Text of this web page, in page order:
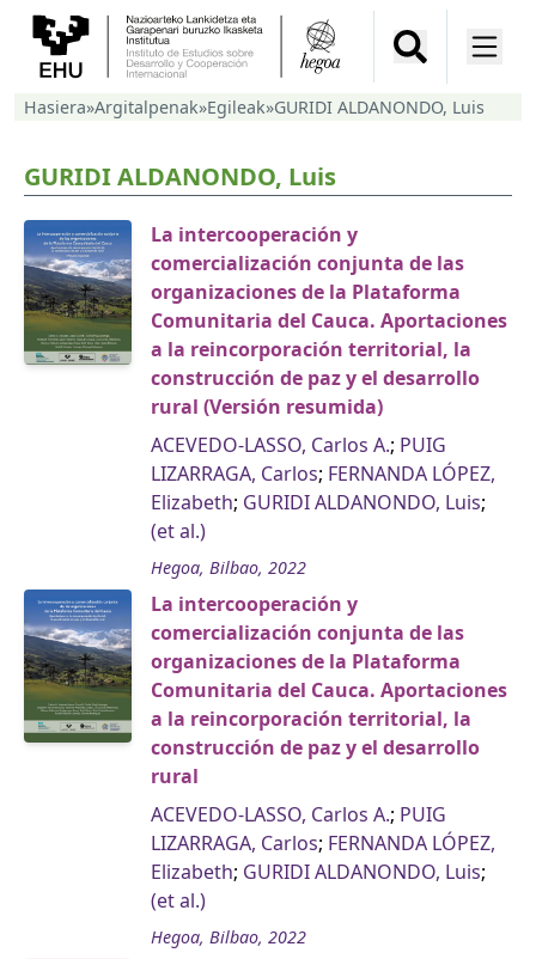
Hasiera»Argitalpenak»Egileak»GURIDI ALDANONDO, Luis
GURIDI ALDANONDO, Luis
La intercooperación y
comercialización conjunta de las
organizaciones de la Plataforma
Comunitaria del Cauca. Aportaciones
a la reincorporación territorial, la
construcción de paz y el desarrollo
rural (Versión resumida)
ACEVEDO-LASSO, Carlos A.; PUIG
LIZARRAGA, Carlos; FERNANDA LÓPEZ,
Elizabeth; GURIDI ALDANONDO, Luis;
(et al.)
Hegoa, Bilbao, 2022
La intercooperación y
comercialización conjunta de las
organizaciones de la Plataforma
Comunitaria del Cauca. Aportaciones
a la reincorporación territorial, la
construcción de paz y el desarrollo
rural
ACEVEDO-LASSO, Carlos A.; PUIG
LIZARRAGA, Carlos; FERNANDA LÓPEZ,
Elizabeth; GURIDI ALDANONDO, Luis;
(et al.)
Hegoa, Bilbao, 2022